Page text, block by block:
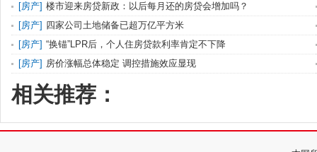
[房产] 楼市迎来房贷新政：以后每月还的房贷会增加吗？
[房产] 四家公司土地储备已超万亿平方米
[房产] “换锚”LPR后，个人住房贷款利率肯定不下降
[房产] 房价涨幅总体稳定 调控措施效应显现
相关推荐：